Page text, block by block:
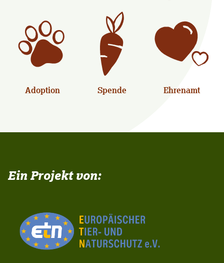
Adoption Spende Ehrenamt
Ein Projekt von: